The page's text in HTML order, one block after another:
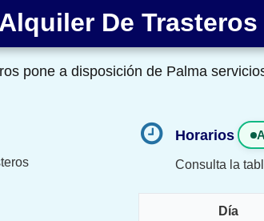
De Trasteros
pone a disposición de Palma
Horarios
Consulta la
Día